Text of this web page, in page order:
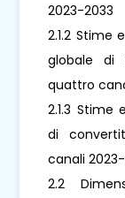
2023-2033
2.1.2 Stime
globale di
quattro
2.1.3 Stime
di
canali
2.2